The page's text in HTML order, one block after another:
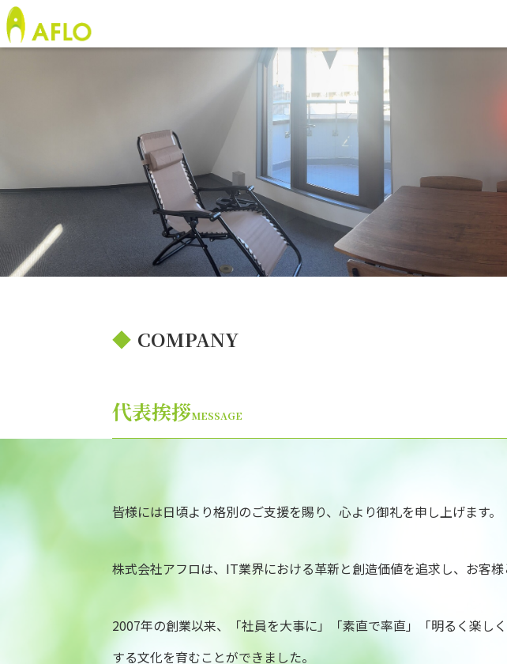
◆ COMPANY
代表挨拶MESSAGE
皆様には日頃より格別のご支援を賜り、心より御礼を申し上げます。
株式会社アフロは、IT業界における革新と創造価値を追求し、お客
2007年の創業以来、「社員を大事に」「素直で率直」「明るく楽し
する文化を育むことができました。